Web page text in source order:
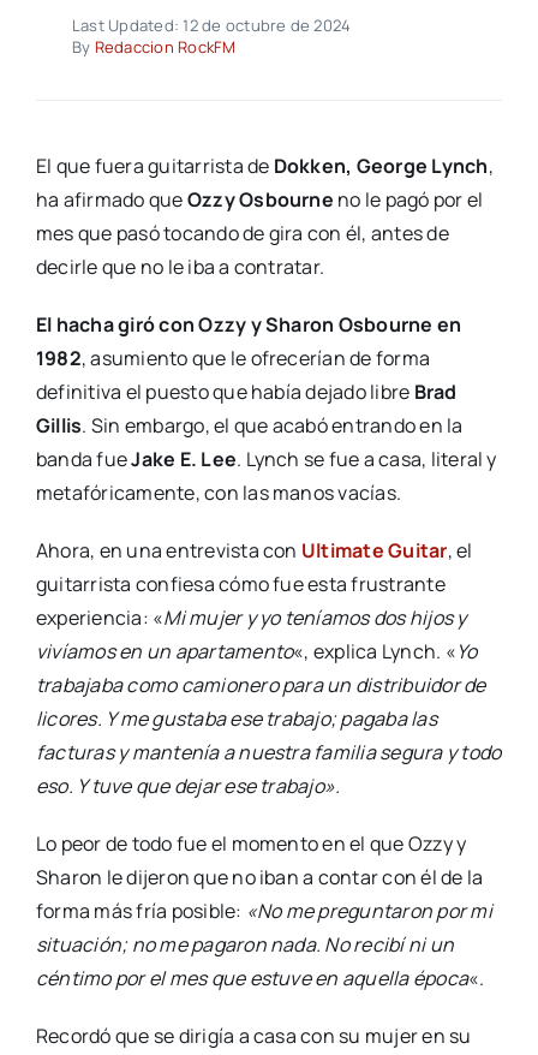
Last Updated: 12 de octubre de 2024
By Redaccion RockFM
El que fuera guitarrista de Dokken, George Lynch,
ha afirmado queOzzy Osbourne no le pagó por el
mes que pasó tocando de gira con él, antes de
decirle que no le iba a contratar.
El hacha giró con Ozzy y Sharon Osbourne en
1982, asumiento que le ofrecerían de forma
definitiva el puesto que había dejado libre Brad
Gillis. Sin embargo, el que acabó entrando en la
banda fueJake E. Lee. Lynch se fue a casa, literal y
metafóricamente, con las manos vacías.
Ahora, en una entrevista con Ultimate Guitar, el
guitarrista confiesa cómo fue esta frustrante
experiencia: «Mi mujer y yo teníamos dos hijos y
vivíamos en un apartamento«, explica Lynch. «Yo
trabajaba como camionero para un distribuidor de
licores. Y me gustaba ese trabajo; pagaba las
facturas y mantenía a nuestra familia segura y todo
eso. Y tuve que dejar ese trabajo».
Lo peor de todo fue el momento en el que Ozzy y
Sharon le dijeron que no iban a contar con él de la
forma más fría posible: «No me preguntaron por mi
situación; no me pagaron nada. No recibí ni un
céntimo por el mes que estuve en aquella época«.
Recordó que se dirigía a casa con su mujer en su